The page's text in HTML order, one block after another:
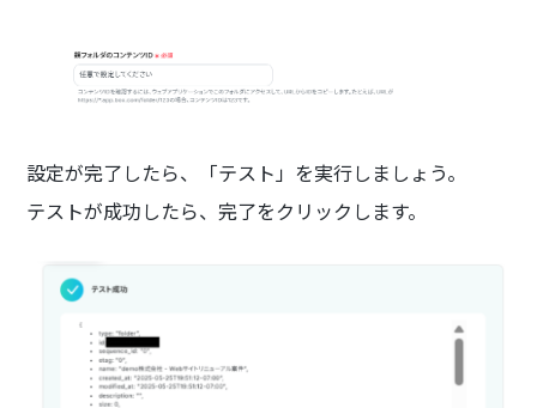
設定が完了したら、「テスト」を実行しましょう。
テストが成功したら、完了をクリックします。